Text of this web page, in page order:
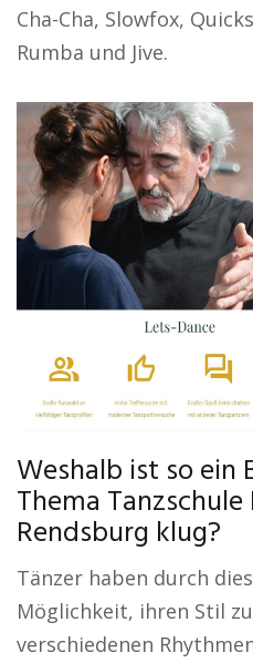
Cha-Cha, Slowfox,
Rumba und Jive.
Weshalb ist so ein
Thema
Rendsburg klug?
Tänzer haben durch
Möglichkeit, ihren Stil
verschiedenen